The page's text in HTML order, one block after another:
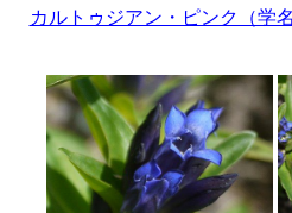
カルトゥジアン・ピンク（学名